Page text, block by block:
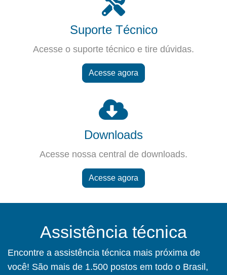
Suporte Técnico
Acesse o suporte técnico e tire dúvidas.
Acesse agora
Downloads
Acesse nossa central de downloads.
Acesse agora
Assistência técnica
Encontre a assistência técnica mais próxima de
você! São mais de 1.500 postos em todo o Brasil,